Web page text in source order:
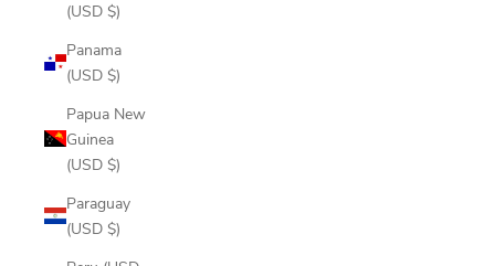
(USD $)
Panama
(USD $)
Papua New
Guinea
(USD $)
Paraguay
(USD $)